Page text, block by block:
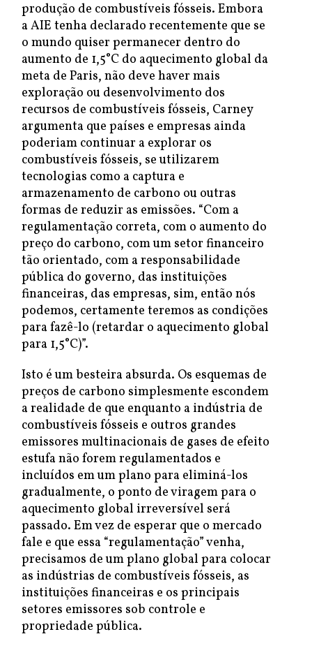
produção de combustíveis fósseis. Embora
a AIE tenha declarado recentemente que se
o mundo quiser permanecer dentro do
aumento de 1,5°C do aquecimento global da
meta de Paris, não deve haver mais
exploração ou desenvolvimento dos
recursos de combustíveis fósseis, Carney
argumenta que países e empresas ainda
poderiam continuar a explorar os
combustíveis fósseis, se utilizarem
tecnologias como a captura e
armazenamento de carbono ou outras
formas de reduzir as emissões. “Com a
regulamentação correta, com o aumento do
preço do carbono, com um setor financeiro
tão orientado, com a responsabilidade
pública do governo, das instituições
financeiras, das empresas, sim, então nós
podemos, certamente teremos as condições
para fazê-lo (retardar o aquecimento global
para 1,5°C)”.
Isto é um besteira absurda. Os esquemas de
preços de carbono simplesmente escondem
a realidade de que enquanto a indústria de
combustíveis fósseis e outros grandes
emissores multinacionais de gases de efeito
estufa não forem regulamentados e
incluídos em um plano para eliminá-los
gradualmente, o ponto de viragem para o
aquecimento global irreversível será
passado. Em vez de esperar que o mercado
fale e que essa “regulamentação” venha,
precisamos de um plano global para colocar
as indústrias de combustíveis fósseis, as
instituições financeiras e os principais
setores emissores sob controle e
propriedade pública.